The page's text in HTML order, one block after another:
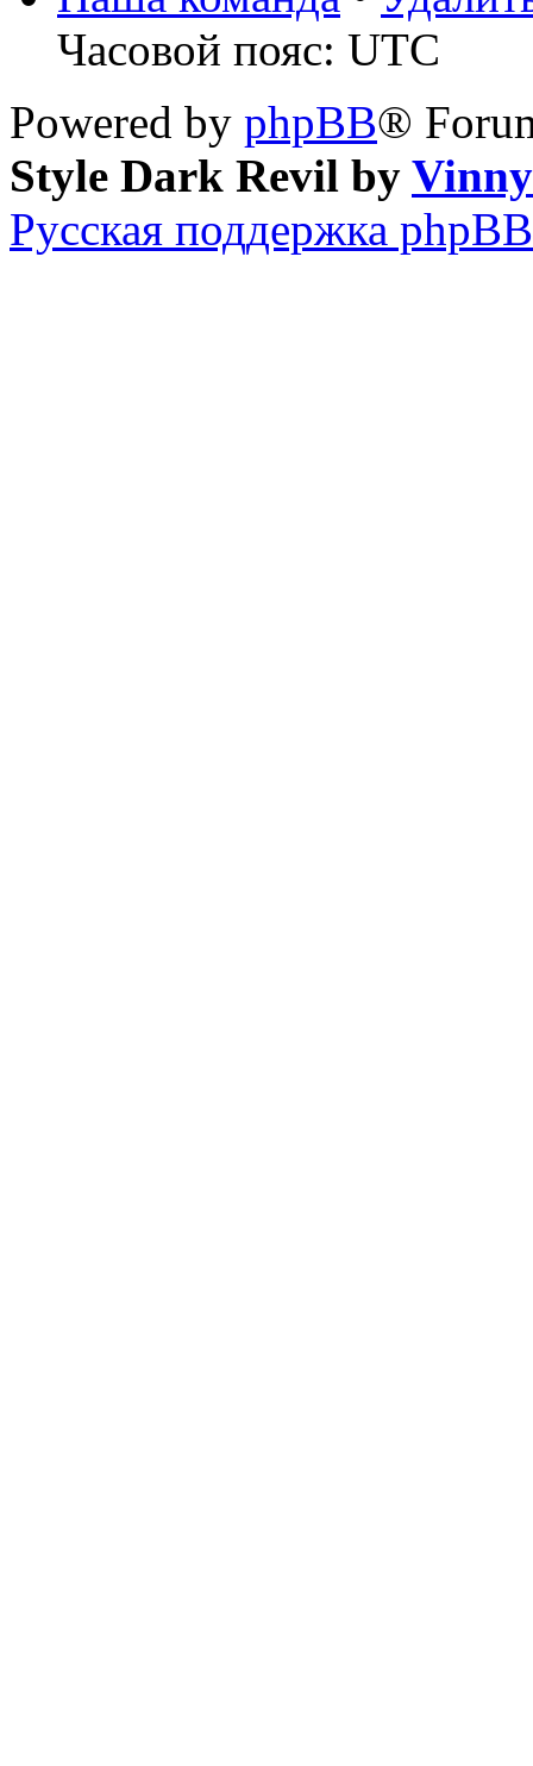
Часовой пояс: UTC
Powered by phpBB®
Style Dark Revil by Vinny
Русская поддержка phpBB